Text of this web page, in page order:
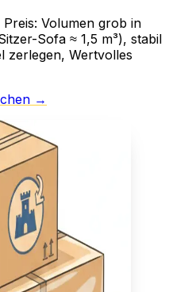
Volumen grob in
Sofa ≈ 1,5 m³), stabil
zerlegen, Wertvolles
→